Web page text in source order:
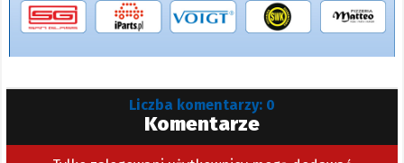
Liczba komentarzy: 0
Komentarze